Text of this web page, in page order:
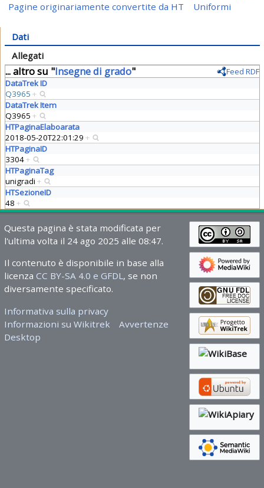
Pagine originariamente convertite da HT
Uniformi
Dati
Allegati
... altro su "Insegne di grado"
Feed RDF
DataTrek ID
Q3965 +
DataTrek Item
Q3965 +
HTPaginaElaboarata
2018-05-20T22:01:29 +
HTPaginaID
3304+
HTPaginaTag
unigradi +
HTSezioneID
48 +
Questa pagina è stata modificata per
l'ultima volta il 24 ago 2025 alle 08:47.
Il contenuto è disponibile in base alla
licenza CC BY-SA 4.0 e GFDL, se non
diversamente specificato.
Informativa sulla privacy
Informazioni su Wikitrek
Avvertenze
Desktop